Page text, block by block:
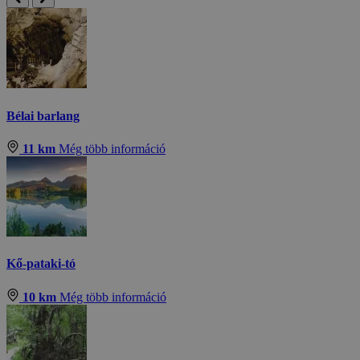
Bélai barlang
11 km Még több információ
Kő-pataki-tó
10 km Még több információ